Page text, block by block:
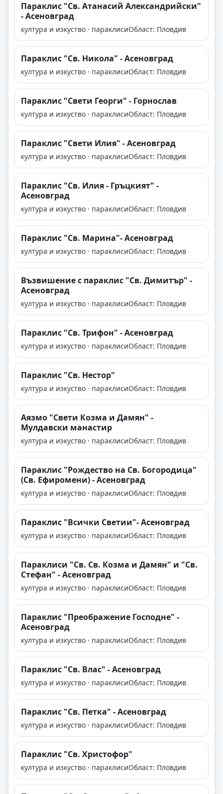
Параклис "Св. Атанасий Александрийски"
- Асеновград
култура и изкуство · параклисиОбласт: Пловдив
Параклис "Св. Никола" - Асеновград
култура и изкуство · параклисиОбласт: Пловдив
Параклис "Свети Георги" - Горнослав
култура и изкуство · параклисиОбласт: Пловдив
Параклис "Свети Илия" - Асеновград
култура и изкуство · параклисиОбласт: Пловдив
Параклис "Св. Илия - Гръцкият" -
Асеновград
култура и изкуство · параклисиОбласт: Пловдив
Параклис "Св. Марина"- Асеновград
култура и изкуство · параклисиОбласт: Пловдив
Възвишение с параклис "Св. Димитър" -
Асеновград
култура и изкуство · параклисиОбласт: Пловдив
Параклис "Св. Трифон" - Асеновград
култура и изкуство · параклисиОбласт: Пловдив
Параклис "Св. Нестор"
култура и изкуство · параклисиОбласт: Пловдив
Аязмо "Свети Козма и Дамян" -
Мулдавски манастир
култура и изкуство · параклисиОбласт: Пловдив
Параклис "Рождество на Св. Богородица"
(Св. Ефиромени) - Асеновград
култура и изкуство · параклисиОбласт: Пловдив
Параклис "Всички Светии"- Асеновград
култура и изкуство · параклисиОбласт: Пловдив
Параклиси "Св. Св. Козма и Дамян" и "Св.
Стефан" - Асеновград
култура и изкуство · параклисиОбласт: Пловдив
Параклис "Преображение Господне" -
Асеновград
култура и изкуство · параклисиОбласт: Пловдив
Параклис "Св. Влас" - Асеновград
култура и изкуство · параклисиОбласт: Пловдив
Параклис "Св. Петка" - Асеновград
култура и изкуство · параклисиОбласт: Пловдив
Параклис "Св. Христофор"
култура и изкуство · параклисиОбласт: Пловдив